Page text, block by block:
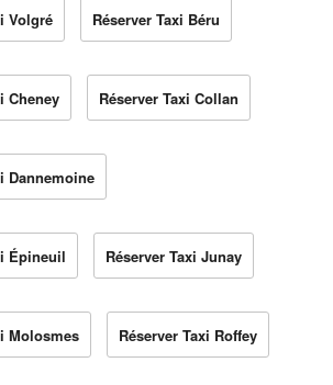
Volgré Réserver Taxi Béru
Cheney Réserver Taxi Collan
Dannemoine
Épineuil Réserver Taxi Junay
Molosmes Réserver Taxi Roffey